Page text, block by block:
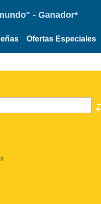
- Ganador*
Ofertas Especiales